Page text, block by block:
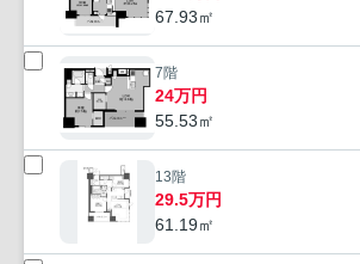
67.93㎡
7階
24万円
55.53㎡
13階
29.5万円
61.19㎡